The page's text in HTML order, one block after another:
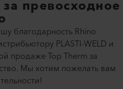
превосходное
благодарность Rhino
PLASTI-WELD и
продаже Top Therm за
Мы хотим пожелать вам